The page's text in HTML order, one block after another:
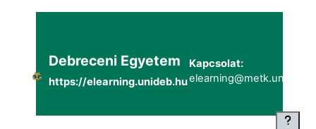
Debreceni Egyetem
https://elearning.unideb.hu
Kapcsolat: